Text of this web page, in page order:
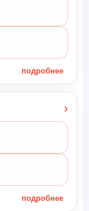
подробнее
›
подробнее